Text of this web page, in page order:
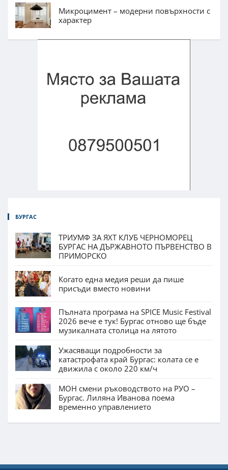
Микроцимент – модерни повърхности с
характер
БУРГАС
ТРИУМФ ЗА ЯХТ КЛУБ ЧЕРНОМОРЕЦ
БУРГАС НА ДЪРЖАВНОТО ПЪРВЕНСТВО В
ПРИМОРСКО
Когато една медия реши да пише
присъди вместо новини
Пълната програма на SPICE Music Festival
2026 вече е тук! Бургас отново ще бъде
музикалната столица на лятото
Ужасяващи подробности за
катастрофата край Бургас: колата се е
движила с около 220 км/ч
МОН смени ръководството на РУО –
Бургас. Лиляна Иванова поема
временно управлението